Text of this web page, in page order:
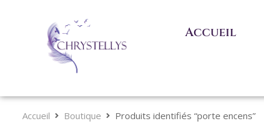
Accueil
Accueil Boutique Produits identifiés “porte encens”